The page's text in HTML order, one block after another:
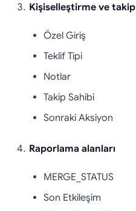
Kişiselleştirme ve takip
Özel Giriş
Teklif Tipi
Notlar
Takip Sahibi
Sonraki Aksiyon
Raporlama alanları
MERGE_STATUS
Son Etkileşim